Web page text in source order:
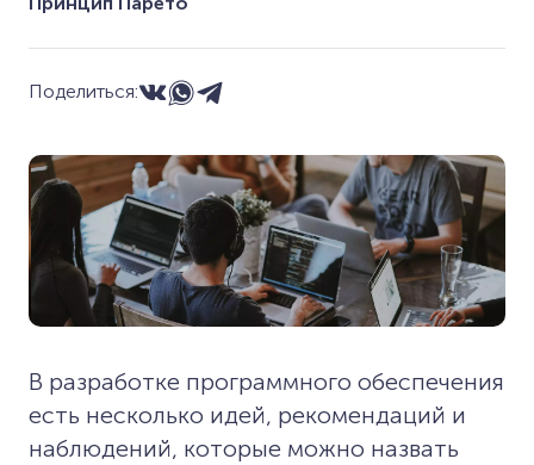
В разработке программного обеспечения
есть несколько идей, рекомендаций и
наблюдений, которые можно назвать
Поделиться: